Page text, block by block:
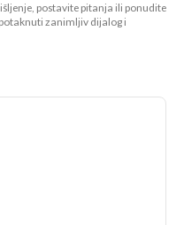
postavite pitanja ili ponudite
zanimljiv dijalog i